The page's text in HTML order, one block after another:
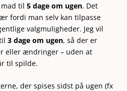
mad til5 dage om ugen. Det
fordi man selv kan tilpasse
valgmuligheder. Jeg vil
til3 dage om ugen, så der er
eller ændringer – uden at
til spilde.
der spises sidst på ugen (fx